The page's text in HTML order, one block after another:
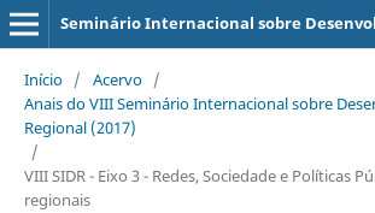
Seminário Internacional sobre
Início / Acervo /
Anais do VIII Seminário Internacional sobre
Regional (2017)
/
VIII SIDR - Eixo 3 - Redes, Sociedade e Políticas
regionais